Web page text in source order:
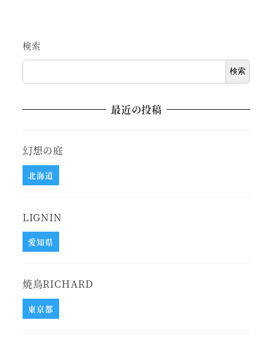
検索
検索
最近の投稿
幻想の庭
北海道
LIGNIN
愛知県
焼鳥RICHARD
東京都